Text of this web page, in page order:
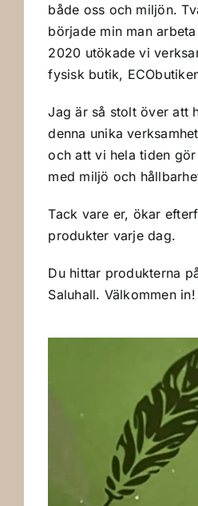
både oss och miljön.
började min man
2020 utökade vi
fysisk butik,
Jag är så stolt över att
denna unika
och att vi hela tiden
med miljö och
Tack vare er, ökar
produkter varje dag.
Du hittar produkterna
Saluhall. Välkommen in!